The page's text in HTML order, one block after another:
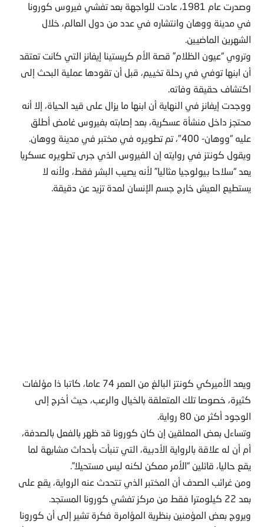
وصدرت عام 1981، عادت للواجهة بعد تفشي فيروس كورونا
في مدينة ووهان وانتشاره في عدد من دول العالم، خلال
الشهرين الماضيين.
وتروي “عيون الظلام” قصة الأم كريستينا إيفانز التي كانت تعتقد
أن ابنها توفي في رحلة تخييم، قبل أن تقودها عملية البحث إلى
اكتشاف حقيقة وفاته.
ووجدت إيفانز في النهاية أن ابنها ما يزال على قيد الحياة، إلا أنه
محتجز داخل منشأة عسكرية، بعد إصابته بفيروس غامض أطلق
عليه “ووهان- 400″، تم تطويره في مختبر في مدينة ووهان.
ويقول كونتز في روايته إن الفيروس الذي جرى تطويره عسكريا
يعد “سلاحا بيولوجيا مثاليا” لأنه يصيب البشر فقط، ولأنه لا
يستطيع العيش خارج جسم الإنسان لمدة تزيد عن دقيقة.
ويعد الأميركي كونتز البالغ من العمر 74 عاما، كاتبا ذا مؤلفات
كثيرة، خصوصا تلك المتعلقة بالخيال والرعب، حيث أخرج إلى
الوجود أكثر من 80 رواية.
وتساءل بعض المعلقين إن كان كورونا قد ظهر بالفعل بالصدفة،
أم أن له علاقة بالرواية الأدبية، التي تنبأت بأحداث مشابهة لما
يقع حاليا، قائلين “الأمر ممكن لكنه ليس مستحيلا”.
ومن غرائب الصدف أن المختبر الذي تتحدث عنه الرواية، يقع على
بعد 22 كيلومترا فقط من مركز تفشي كورونا المستجد.
ويروج بعض المؤمنين بنظرية المؤامرة فكرة تشير إلى أن كورونا